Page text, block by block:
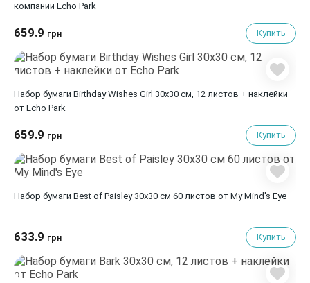
компании Echo Park
659.9 грн Купить
Набор бумаги Birthday Wishes Girl 30х30 см, 12 листов + наклейки
от Echo Park
659.9 грн Купить
Набор бумаги Best of Paisley 30х30 см 60 листов от My Mind's Eye
633.9 грн Купить